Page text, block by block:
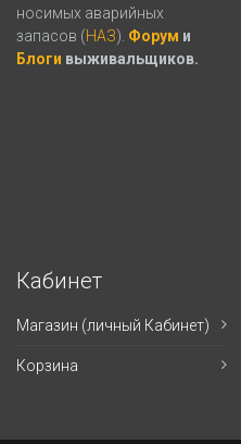
носимых аварийных
запасов (НАЗ). Форум и
Блоги выживальщиков.
Кабинет
Магазин (личный Кабинет)
Корзина